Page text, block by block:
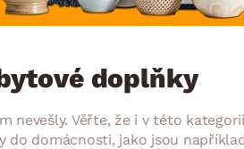
ZAHRADNÍ
doplňky
Věřte, že i v této
domácnosti, jako jsou